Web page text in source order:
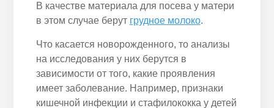
В качестве материала для посева у матери
в этом случае берут грудное молоко.
Что касается новорожденного, то анализы
на исследования у них берутся в
зависимости от того, какие проявления
имеет заболевание. Например, признаки
кишечной инфекции и стафилококка у детей